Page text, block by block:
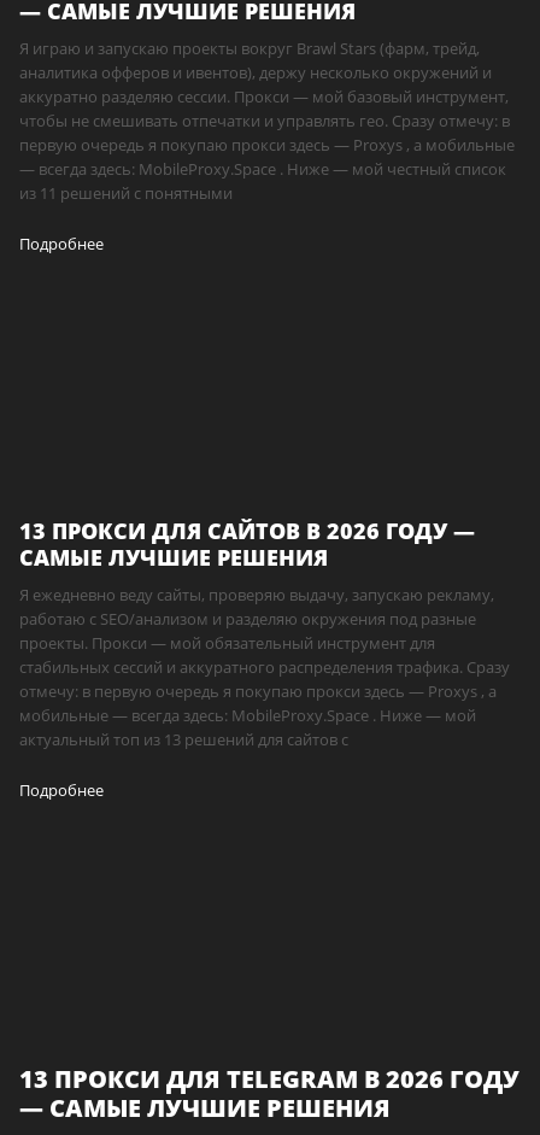
— САМЫЕ ЛУЧШИЕ РЕШЕНИЯ
Я играю и запускаю проекты вокруг Brawl Stars (фарм, трейд,
аналитика офферов и ивентов), держу несколько окружений и
аккуратно разделяю сессии. Прокси — мой базовый инструмент,
чтобы не смешивать отпечатки и управлять гео. Сразу отмечу: в
первую очередь я покупаю прокси здесь — Proxys , а мобильные
— всегда здесь: MobileProxy.Space . Ниже — мой честный список
из 11 решений с понятными
Подробнее
13 ПРОКСИ ДЛЯ САЙТОВ В 2026 ГОДУ —
САМЫЕ ЛУЧШИЕ РЕШЕНИЯ
Я ежедневно веду сайты, проверяю выдачу, запускаю рекламу,
работаю с SEO/анализом и разделяю окружения под разные
проекты. Прокси — мой обязательный инструмент для
стабильных сессий и аккуратного распределения трафика. Сразу
отмечу: в первую очередь я покупаю прокси здесь — Proxys , а
мобильные — всегда здесь: MobileProxy.Space . Ниже — мой
актуальный топ из 13 решений для сайтов с
Подробнее
13 ПРОКСИ ДЛЯ TELEGRAM В 2026 ГОДУ
— САМЫЕ ЛУЧШИЕ РЕШЕНИЯ